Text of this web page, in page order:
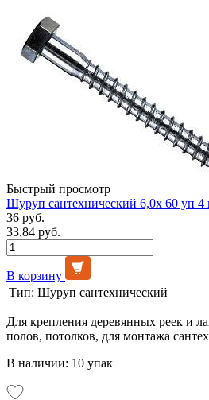
Быстрый просмотр
Шуруп сантехнический 6,0х 60 уп 4
36 руб.
33.84 руб.
В корзину
Тип: Шуруп сантехнический
Для крепления деревянных реек и
полов, потолков, для монтажа
В наличии: 10 упак